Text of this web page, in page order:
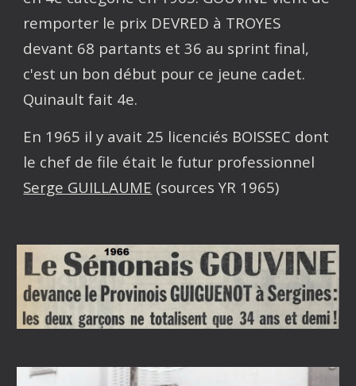
remporter le prix DEVRED à TROYES
devant 68 partants et 36 au sprint final,
c'est un bon début pour ce jeune cadet.
Quinault fait 4e.
En 1965 il y avait 25 licenciés BOISSEC dont
le chef de file était le futur professionnel
Serge GUILLAUME (sources YR 1965)